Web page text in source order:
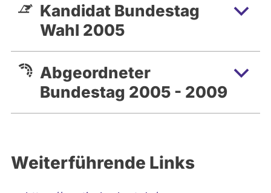
Kandidat Bundestag
Wahl 2005
Abgeordneter
Bundestag 2005 - 2009
Weiterführende Links